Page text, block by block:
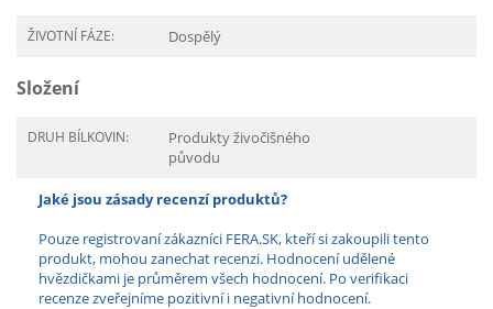
ŽIVOTNÍ FÁZE: Dospělý
Složení
DRUH BÍLKOVIN:
Produkty živočišného
původu
Jaké jsou zásady recenzí produktů?
Pouze registrovaní zákazníci FERA.SK, kteří si zakoupili tento
produkt, mohou zanechat recenzi. Hodnocení udělené
hvězdičkami je průměrem všech hodnocení. Po verifikaci
recenze zveřejníme pozitivní i negativní hodnocení.